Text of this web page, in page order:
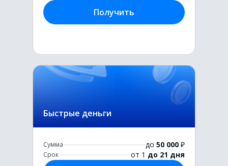
Получить
Быстрые деньги
Сумма до 50 000 ₽
Срок от 1 до 21 дня